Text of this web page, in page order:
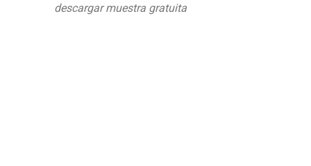
descargar muestra gratuita